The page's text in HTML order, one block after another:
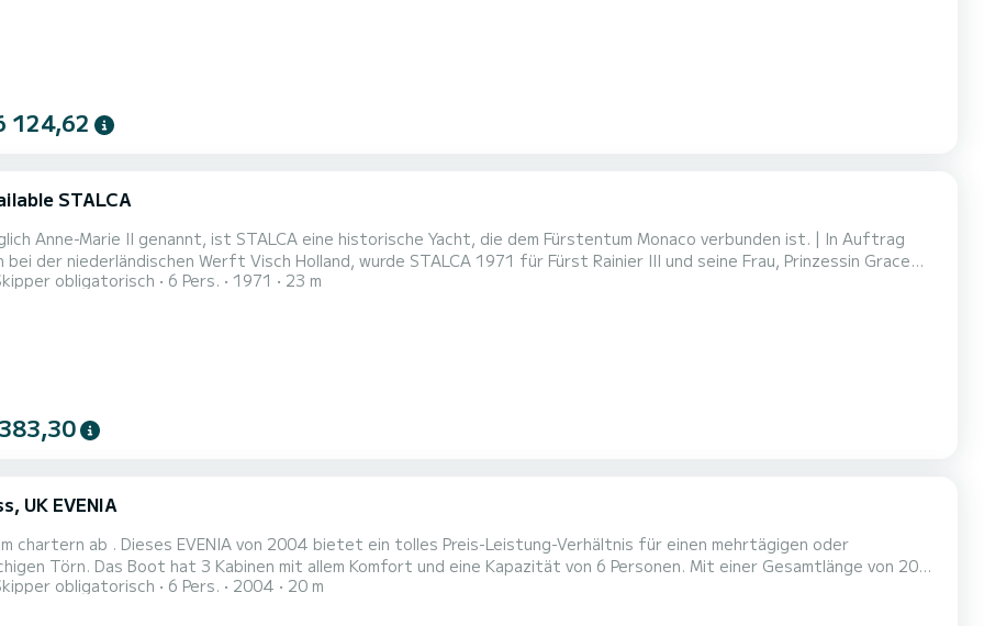
124,62
STALCA
Anne-Marie II genannt, ist STALCA eine historische Yacht, die dem Fürstentum Monaco verbunden ist. | In Auftrag
bei der niederländischen Werft Visch Holland, wurde STALCA 1971 für Fürst Rainier III und seine Frau, Prinzessin Grace
ins Wasser gelassen. Der Name leitet sich von den Familienmitgliedern des Königshauses und den ersten beiden
obligatorisch 6 Pers. 1971 23 m
UK EVENIA
chartern ab . Dieses EVENIA von 2004 bietet ein tolles Preis-Leistung-Verhältnis für einen mehrtägigen oder
und eine Kapazität von 6 Personen. Mit einer Gesamtlänge von 20
es Ihr perfekter Begleiter sein, um einen einzigartigen Urlaub auf dem Wasser in der Umgebung von zu verbringen. Für
obligatorisch 6 Pers. 2004 20 m